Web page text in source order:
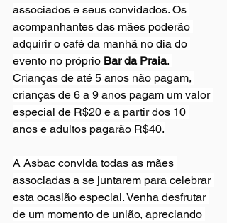
associados e seus convidados. Os
acompanhantes das mães poderão
adquirir o café da manhã no dia do
evento no próprio Bar da Praia.
Crianças de até 5 anos não pagam,
crianças de 6 a 9 anos pagam um valor
especial de R$20 e a partir dos 10
anos e adultos pagarão R$40.
A Asbac convida todas as mães
associadas a se juntarem para celebrar
esta ocasião especial. Venha desfrutar
de um momento de união, apreciando